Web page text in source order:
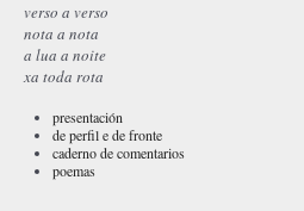
verso a verso
nota a nota
a lua a noite
xa toda rota
presentación
de perfil e de fronte
caderno de comentarios
poemas